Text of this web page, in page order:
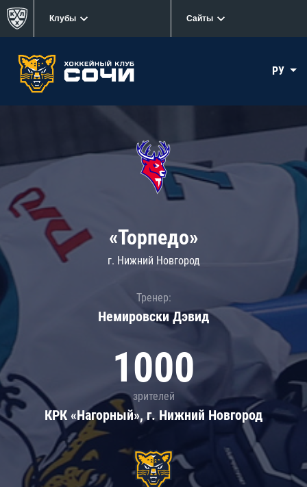
Клубы Сайты
РУ
«Торпедо»
г. Нижний Новгород
Тренер:
Немировски Дэвид
1000
зрителей
КРК «Нагорный», г. Нижний Новгород